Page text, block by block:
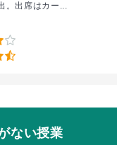
。出席はカー...
ない授業